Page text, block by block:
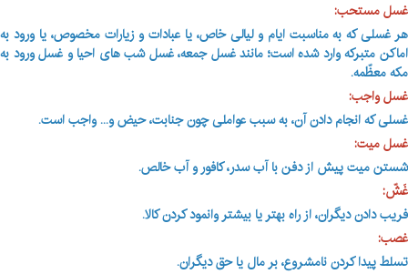
غسل مستحب:
هر غسلی که به مناسبت ایام و لیالی خاص، یا عبادات و زیارات مخصوص، یا ورود به
اماکن متبرکه وارد شده است؛ مانند غسل جمعه، غسل شب های احیا و غسل ورود به
مکه معظّمه.
غسل واجب:
غسلی که انجام دادن آن، به سبب عواملی چون جنابت، حیض و... واجب است.
غسل میت:
شستن میت پیش از دفن با آب سدر، کافور و آب خالص.
غَشّ:
فریب دادن دیگران، از راه بهتر یا بیشتر وانمود کردن کالا.
غصب:
تسلط پیدا کردن نامشروع، بر مال یا حق دیگران.